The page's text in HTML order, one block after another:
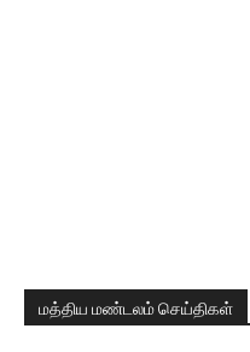
மத்திய மண்டலம் செய்திகள்